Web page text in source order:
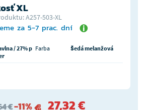
XL
A257-503-XL
za 5-7 prac. dní
/ 27% p Farba Šedá melanžová
€-11% 27,32 €